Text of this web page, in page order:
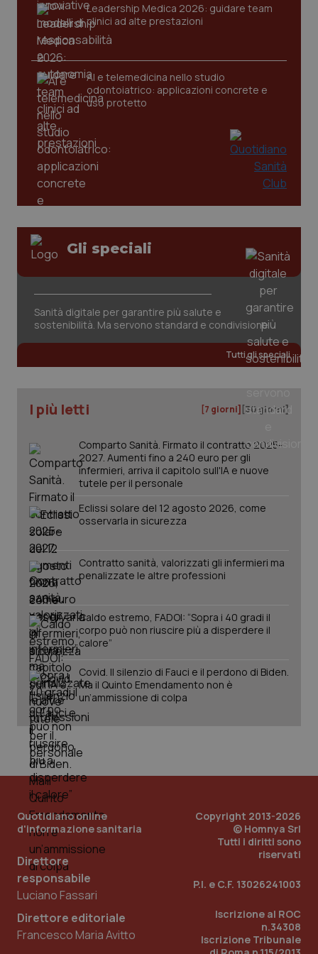
Leadership Medica 2026: guidare team
clinici ad alte prestazioni
AI e telemedicina nello studio
odontoiatrico: applicazioni concrete e
uso protetto
Gli speciali
Sanità digitale per garantire più salute e
sostenibilità. Ma servono standard e condivisione
Tutti gli speciali
I più letti [7 giorni] [30 giorni]
Comparto Sanità. Firmato il contratto 2025-
2027. Aumenti fino a 240 euro per gli
infermieri, arriva il capitolo sull'IA e nuove
tutele per il personale
Eclissi solare del 12 agosto 2026, come
osservarla in sicurezza
Contratto sanità, valorizzati gli infermieri ma
penalizzate le altre professioni
Caldo estremo, FADOI: “Sopra i 40 gradi il
corpo può non riuscire più a disperdere il
calore”
Covid. Il silenzio di Fauci e il perdono di Biden.
Ma il Quinto Emendamento non è
un’ammissione di colpa
Quotidiano online
d'informazione sanitaria
Direttore
responsabile
Luciano Fassari
Direttore editoriale
Francesco Maria Avitto
Copyright 2013-2026
© Homnya Srl
Tutti i diritti sono
riservati
P.I. e C.F. 13026241003
Iscrizione al ROC
n.34308
Iscrizione Tribunale
www.quotidianosanita.it
tracking-sites-ironfish-
session-id
www.quotidianosanita.it
PHPSESSID